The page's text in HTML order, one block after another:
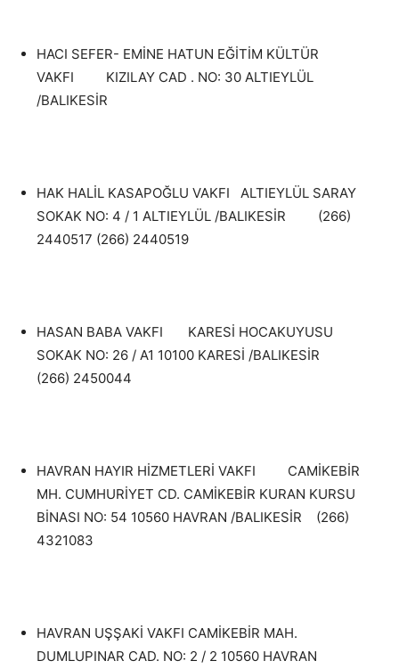
HACI SEFER- EMİNE HATUN EĞİTİM KÜLTÜR
VAKFI KIZILAY CAD . NO: 30 ALTIEYLÜL
/BALIKESİR
HAK HALİL KASAPOĞLU VAKFI ALTIEYLÜL SARAY
SOKAK NO: 4 / 1 ALTIEYLÜL /BALIKESİR (266)
2440517 (266) 2440519
HASAN BABA VAKFI KARESİ HOCAKUYUSU
SOKAK NO: 26 / A1 10100 KARESİ /BALIKESİR
(266) 2450044
HAVRAN HAYIR HİZMETLERİ VAKFI CAMİKEBİR
MH. CUMHURİYET CD. CAMİKEBİR KURAN KURSU
BİNASI NO: 54 10560 HAVRAN /BALIKESİR (266)
4321083
HAVRAN UŞŞAKİ VAKFI CAMİKEBİR MAH.
DUMLUPINAR CAD. NO: 2 / 2 10560 HAVRAN